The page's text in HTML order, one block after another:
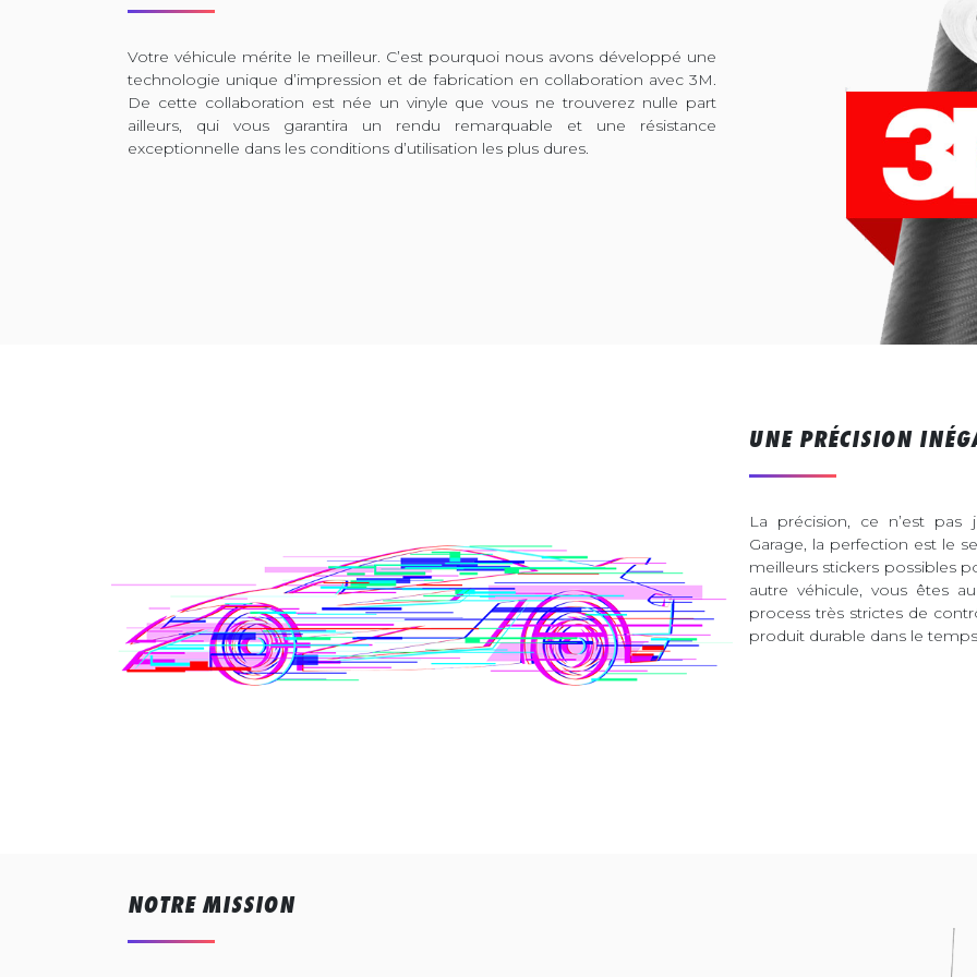
Votre véhicule mérite le meilleur. C’est pourquoi nous avons développé une
technologie unique d’impression et de fabrication en collaboration avec 3M.
De cette collaboration est née un vinyle que vous ne trouverez nulle part
ailleurs, qui vous garantira un rendu remarquable et une résistance
exceptionnelle dans les conditions d’utilisation les plus dures.
UNE PRÉCISION
La précision, ce n’est pas
Garage, la perfection est le
meilleurs stickers possibles
autre véhicule, vous êtes
process très strictes de
produit durable dans le
NOTRE MISSION